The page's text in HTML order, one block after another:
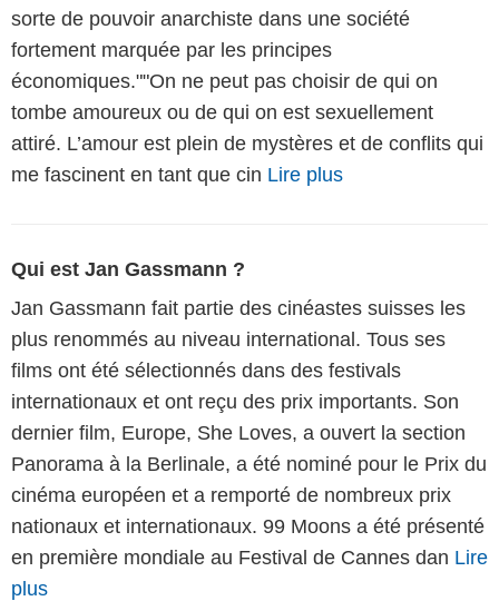
sorte de pouvoir anarchiste dans une société
fortement marquée par les principes
économiques.""On ne peut pas choisir de qui on
tombe amoureux ou de qui on est sexuellement
attiré. L’amour est plein de mystères et de conflits qui
me fascinent en tant que cin Lire plus
Qui est Jan Gassmann ?
Jan Gassmann fait partie des cinéastes suisses les
plus renommés au niveau international. Tous ses
films ont été sélectionnés dans des festivals
internationaux et ont reçu des prix importants. Son
dernier film, Europe, She Loves, a ouvert la section
Panorama à la Berlinale, a été nominé pour le Prix du
cinéma européen et a remporté de nombreux prix
nationaux et internationaux. 99 Moons a été présenté
en première mondiale au Festival de Cannes dan Lire
plus